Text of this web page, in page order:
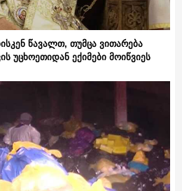
წავალთ, თუმცა ვითარება
უცხოეთიდან ექიმები მოიწვიეს